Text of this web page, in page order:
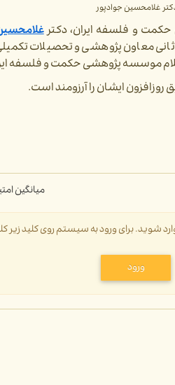
غلامحسین جوادپور
و فلسفه ایران، دکتر
معاون پژوهشی و تحصیلات
موسسه پژوهشی حکمت و فلسفه
ایشان را آرزومند است.
میانگین امتیاز
شوید. برای ورود به سیستم روی کلید زیر
ورود